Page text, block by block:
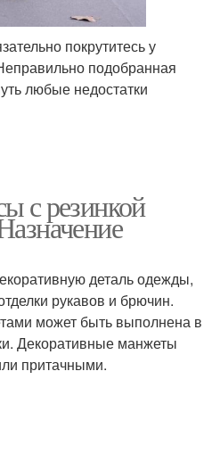
покрутитесь у
подобранная
любые недостатки
с резинкой
деталь одежды,
рукавов и брючин.
может быть выполнена в
Декоративные манжеты
притачными.